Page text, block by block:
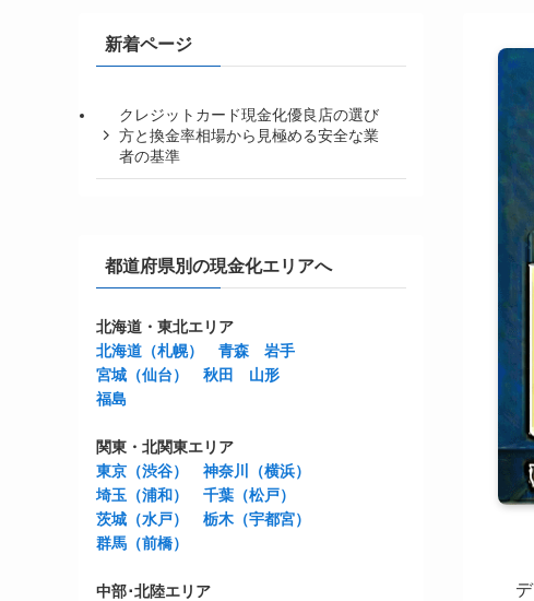
新着ページ
クレジットカード現金化優良店の選び
方と換金率相場から見極める安全な業
者の基準
都道府県別の現金化エリアへ
北海道・東北エリア
北海道（札幌）
青森
岩手
宮城（仙台）
秋田
山形
福島
関東・北関東エリア
東京（渋谷）
神奈川（横浜）
埼玉（浦和）
千葉（松戸）
茨城（水戸）
栃木（宇都宮）
群馬（前橋）
中部･北陸エリア